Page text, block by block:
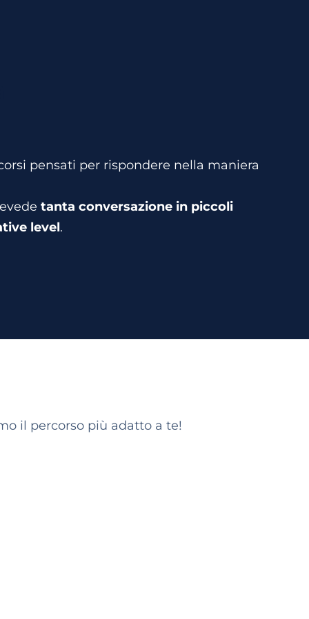
pensati per rispondere nella maniera
tanta conversazione in piccoli
level.
il percorso più adatto a te!